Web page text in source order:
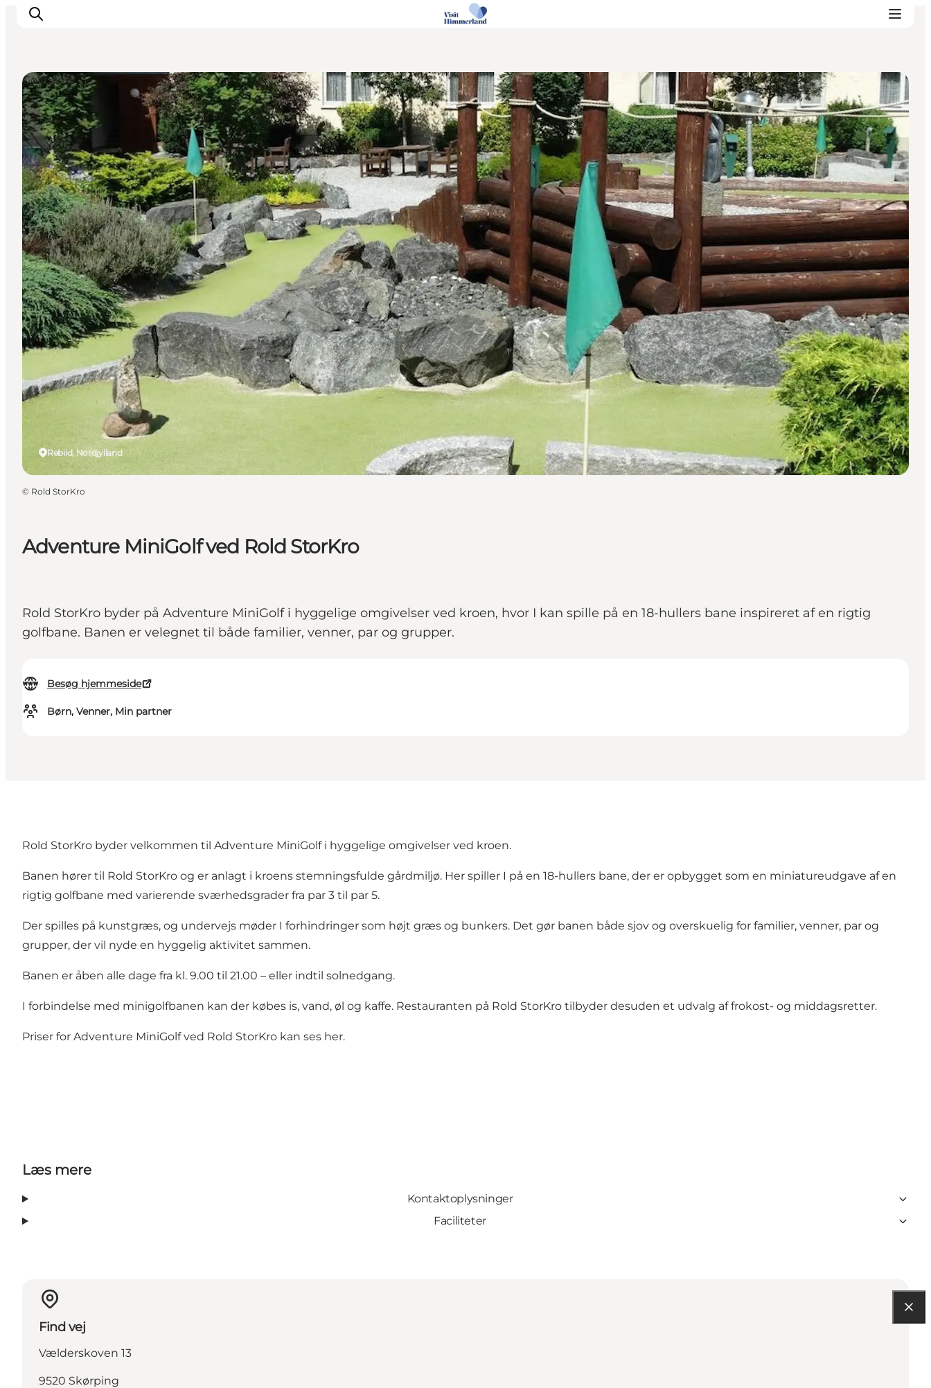
Oplev Himmerland
Udforsk naturen
Himmerlandsbyer
DET SKER
Planlæg din ferie
Book Oplevelser
Praktisk info
Adventure MiniGolf ved Rold StorKro
Rold StorKro byder på Adventure MiniGolf i hyggelige omgivelser ved kroen, hvor I kan spille på en 18-hullers bane inspireret af en rigtig
golfbane. Banen er velegnet til både familier, venner, par og grupper.
Besøg hjemmeside
Børn, Venner, Min partner
Rebild, Nordjylland
Golfbaner
© Rold StorKro
Rold StorKro byder velkommen til Adventure MiniGolf i hyggelige omgivelser ved kroen.
Banen hører til Rold StorKro og er anlagt i kroens stemningsfulde gårdmiljø. Her spiller I på en 18-hullers bane, der er opbygget som en miniatureudgave af en
rigtig golfbane med varierende sværhedsgrader fra par 3 til par 5.
Der spilles på kunstgræs, og undervejs møder I forhindringer som højt græs og bunkers. Det gør banen både sjov og overskuelig for familier, venner, par og
grupper, der vil nyde en hyggelig aktivitet sammen.
Banen er åben alle dage fra kl. 9.00 til 21.00 – eller indtil solnedgang.
I forbindelse med minigolfbanen kan der købes is, vand, øl og kaffe. Restauranten på Rold StorKro tilbyder desuden et udvalg af frokost- og middagsretter.
Priser for Adventure MiniGolf ved Rold StorKro kan ses her.
Læs mere
Kontaktoplysninger
Faciliteter
Find vej
Vælderskoven 13
9520 Skørping